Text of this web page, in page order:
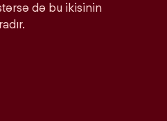
də bu ikisinin